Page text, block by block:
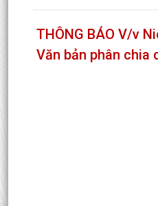
THÔNG BÁO V/v
Văn bản phân chia